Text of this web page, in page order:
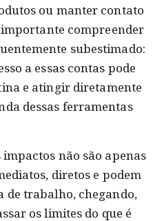
ou manter contato
importante compreender
subestimado:
a essas contas pode
e atingir diretamente
dessas ferramentas
impactos não são apenas
diretos e podem
de trabalho, chegando,
os limites do que é